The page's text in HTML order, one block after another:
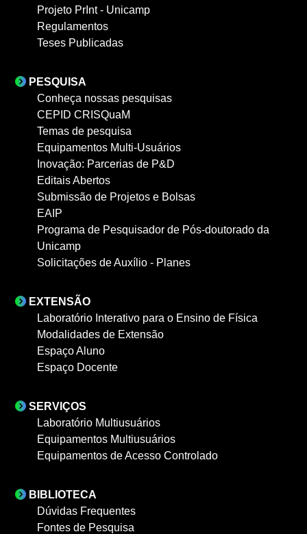
Projeto PrInt - Unicamp
Regulamentos
Teses Publicadas
PESQUISA
Conheça nossas pesquisas
CEPID CRISQuaM
Temas de pesquisa
Equipamentos Multi-Usuários
Inovação: Parcerias de P&D
Editais Abertos
Submissão de Projetos e Bolsas
EAIP
Programa de Pesquisador de Pós-doutorado da
Unicamp
Solicitações de Auxílio - Planes
EXTENSÃO
Laboratório Interativo para o Ensino de Física
Modalidades de Extensão
Espaço Aluno
Espaço Docente
SERVIÇOS
Laboratório Multiusuários
Equipamentos Multiusuários
Equipamentos de Acesso Controlado
BIBLIOTECA
Dúvidas Frequentes
Fontes de Pesquisa